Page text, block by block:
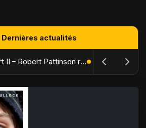
Dernières actualités
The Batman : Part II – Robert Pattinson replonge dans les ténèbres de Gotham dès octobre 2027